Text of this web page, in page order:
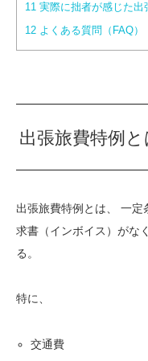
11 実際に拙者が感じた出
12 よくある質問（FAQ）
出張旅費特例
出張旅費特例とは、 一
求書（インボイス）がな
る。
特に、
交通費